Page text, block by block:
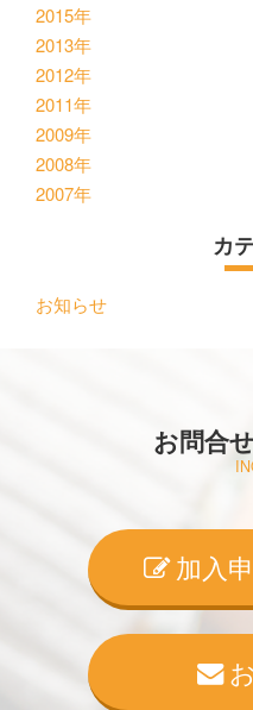
2015年
2013年
2012年
2011年
2009年
2008年
2007年
カ
お知らせ
お問合
加入